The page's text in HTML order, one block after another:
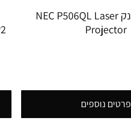
מקרן לייזר נק NEC P506QL Laser
Projector
פרטים נוספים